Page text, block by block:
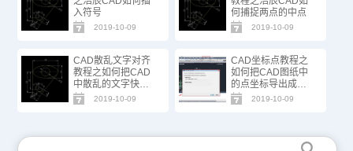
入符号
2019-10-09
何捕捉两点的中点
2019-10-09
CAD散乱文字对齐
教程之如何把CAD
中散乱的文字快速
对齐
2019-10-09
CAD坐标点教程之
如何把CAD图纸中
的点坐标导出成
excel表格2019-10-09